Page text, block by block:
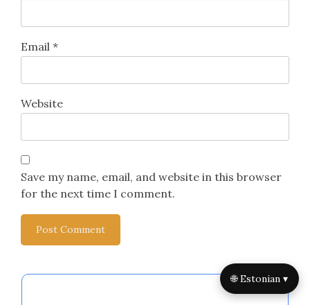
Email *
Website
Save my name, email, and website in this browser
for the next time I comment.
🌐 Estonian ▾